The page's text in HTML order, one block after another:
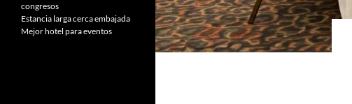
congresos
Estancia larga cerca embajada
Mejor hotel para eventos